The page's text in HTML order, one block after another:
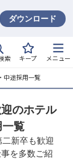
ダウンロード
索 キープ メニュー
中途採用一覧
のホテル
覧
新卒も歓迎
を多数ご紹